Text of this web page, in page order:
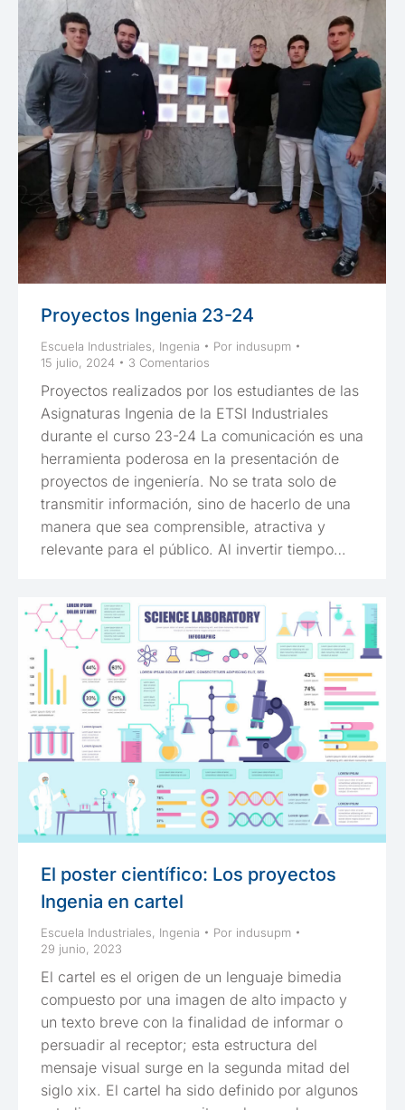
Proyectos Ingenia 23-24
Escuela Industriales, Ingenia Por indusupm
15 julio, 2024
3 Comentarios
Proyectos realizados por los estudiantes de las
Asignaturas Ingenia de la ETSI Industriales
durante el curso 23-24 La comunicación es una
herramienta poderosa en la presentación de
proyectos de ingeniería. No se trata solo de
transmitir información, sino de hacerlo de una
manera que sea comprensible, atractiva y
relevante para el público. Al invertir tiempo…
El poster científico: Los proyectos
Ingenia en cartel
Escuela Industriales, Ingenia Por indusupm
29 junio, 2023
El cartel es el origen de un lenguaje bimedia
compuesto por una imagen de alto impacto y
un texto breve con la finalidad de informar o
persuadir al receptor; esta estructura del
mensaje visual surge en la segunda mitad del
siglo xix. El cartel ha sido definido por algunos